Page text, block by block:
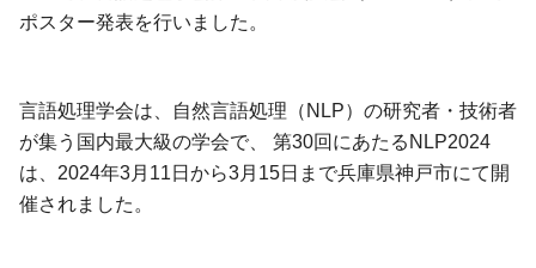
ポスター発表を行いました。
言語処理学会は、自然言語処理（NLP）の研究者・技術者
が集う国内最大級の学会で、 第30回にあたるNLP2024
は、2024年3月11日から3月15日まで兵庫県神戸市にて開
催されました。